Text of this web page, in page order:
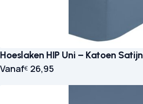
Hoeslaken HIP Uni – Katoen Satijn
Vanaf€ 26,95